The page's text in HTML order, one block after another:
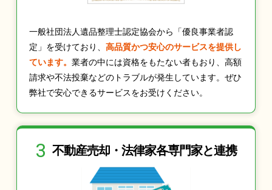
一般社団法人遺品整理士認定協会から「優良事業者認
定」を受けており、 高品質かつ安心のサービスを提供し
ています。 業者の中には資格をもたない者もおり、高額
請求や不法投棄などのトラブルが発生しています。ぜひ
弊社で安心できるサービスをお受けください。
3 不動産売却・法律家各専門家と連携